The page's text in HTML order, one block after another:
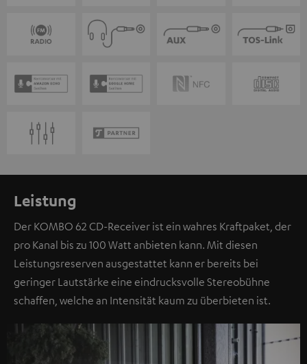
Leistung
Der KOMBO 62 CD-Receiver ist ein wahres Kraftpaket, der
pro Kanal bis zu 100 Watt anbieten kann. Mit diesen
Leistungsreserven ausgestattet kann er bereits bei
geringer Lautstärke eine eindrucksvolle Stereobühne
schaffen, welche an Intensität kaum zu überbieten ist.